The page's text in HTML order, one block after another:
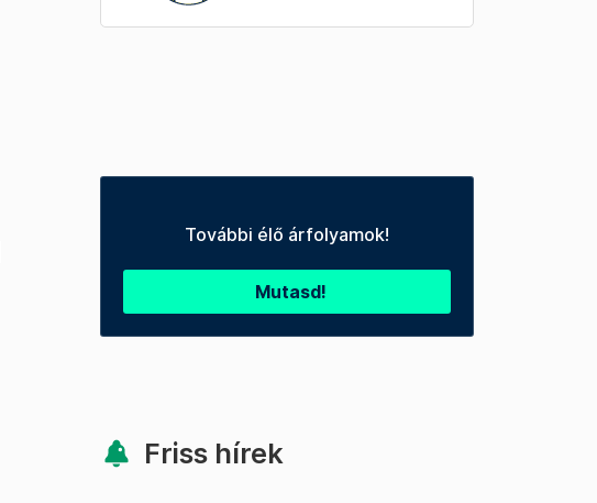
További élő árfolyamok!
Mutasd!
Friss hírek